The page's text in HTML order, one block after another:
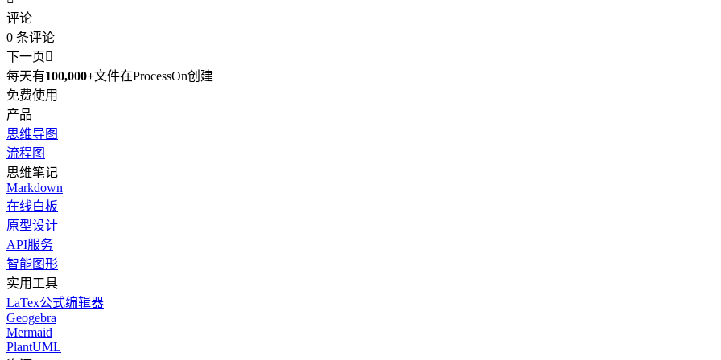
评论
0 条评论
下一页
每天有100,000+文件在ProcessOn创建
免费使用
产品
思维导图
流程图
思维笔记
Markdown
在线白板
原型设计
API服务
智能图形
实用工具
LaTex公式编辑器
Geogebra
Mermaid
PlantUML